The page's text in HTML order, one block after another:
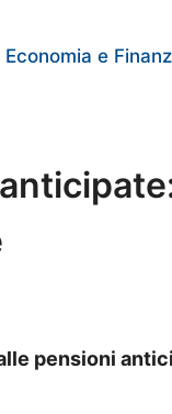
Economia e
pensioni